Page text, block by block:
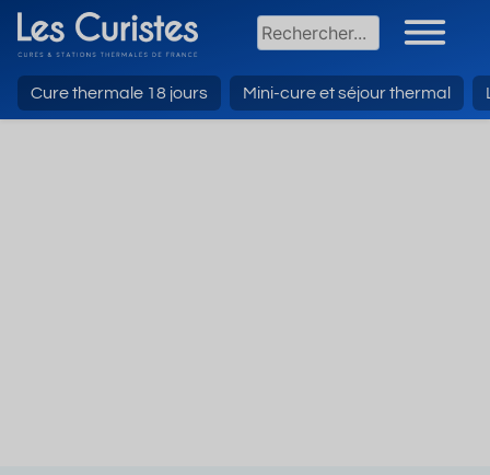
Cure thermale 18 jours Mini-cure et séjour thermal